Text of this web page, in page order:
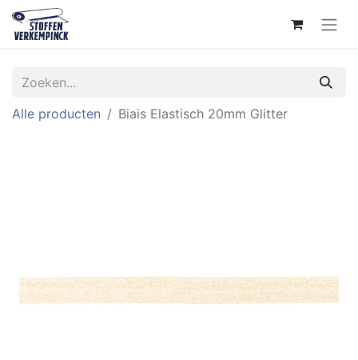
Alle producten Biais Elastisch 20mm Glitter